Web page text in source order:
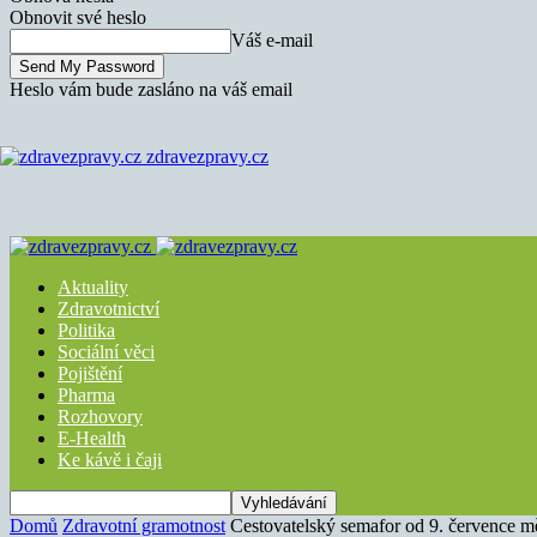
Obnovit své heslo
Váš e-mail
Heslo vám bude zasláno na váš email
zdravezpravy.cz
Aktuality
Zdravotnictví
Politika
Sociální věci
Pojištění
Pharma
Rozhovory
E-Health
Ke kávě i čaji
Domů Zdravotní gramotnost Cestovatelský semafor od 9. července